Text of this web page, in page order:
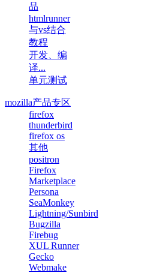
品
htmlrunner
与vs结合
教程
开发、编
译...
单元测试
mozilla产品专区
firefox
thunderbird
firefox os
其他
positron
Firefox
Marketplace
Persona
SeaMonkey
Lightning/Sunbird
Bugzilla
Firebug
XUL Runner
Gecko
Webmake